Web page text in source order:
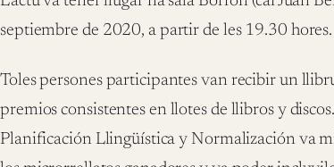
septiembre de 2020, a partir de les 19.30 hores.
Toles persones participantes van recibir un
premios consistentes en llotes de llibros y
Planificación Llingüística y Normalización va